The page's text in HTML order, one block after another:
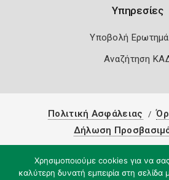
Υπηρεσίες
Υποβολή
Αναζήτηση
Πολιτική Ασφάλειας
Δήλωση
Χρησιμοποιούμε cookies για να
καλύτερη δυνατή εμπειρία στη